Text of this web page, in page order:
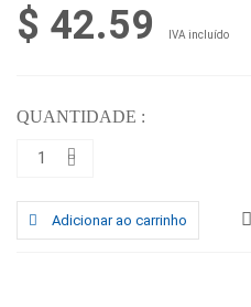
$ 42.59 IVA incluído
QUANTIDADE :
Adicionar ao carrinho